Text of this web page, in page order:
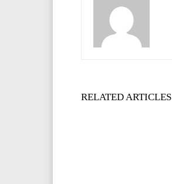
RELATED ARTICLES